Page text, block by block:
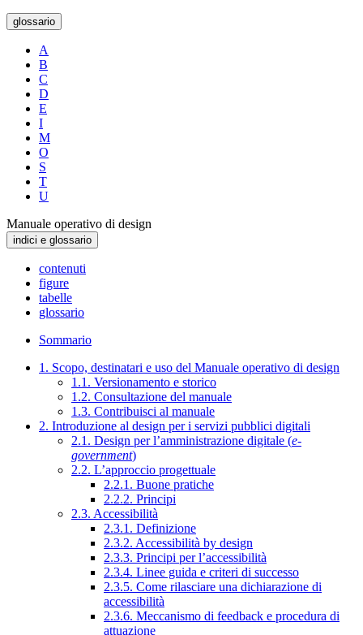
glossario
A
B
C
D
E
I
M
O
S
T
U
Manuale operativo di design
indici e glossario
contenuti
figure
tabelle
glossario
Sommario
1. Scopo, destinatari e uso del Manuale operativo di design
1.1. Versionamento e storico
1.2. Consultazione del manuale
1.3. Contribuisci al manuale
2. Introduzione al design per i servizi pubblici digitali
2.1. Design per l’amministrazione digitale (e-
government)
2.2. L’approccio progettuale
2.2.1. Buone pratiche
2.2.2. Principi
2.3. Accessibilità
2.3.1. Definizione
2.3.2. Accessibilità by design
2.3.3. Principi per l’accessibilità
2.3.4. Linee guida e criteri di successo
2.3.5. Come rilasciare una dichiarazione di
accessibilità
2.3.6. Meccanismo di feedback e procedura di
attuazione